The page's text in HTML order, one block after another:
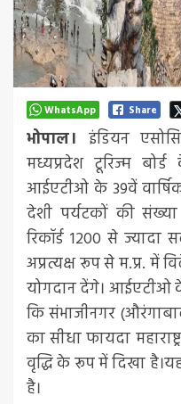
WhatsApp Share
भोपाल। इंडियन
मध्यप्रदेश टूरिज्म
आईएटीओ के 39वें
देशी पर्यटकों की
रिकॉर्ड 1200 से ज्यादा
अप्रत्यक्ष रूप से म.प्र. में
योगदान देंगे। आईएटीओ
कि संभाजीनगर
का सीधा फायदा
वृद्धि के रूप में दिखा
है।